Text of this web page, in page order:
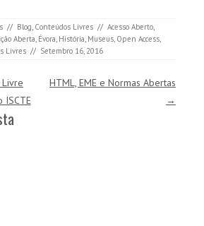
// Blog Conteúdos Livres // Acesso Aberto
Aberta Évora História Museus Open Access
Livres // Setembro 16, 2016
ISCTE
HTML, EME e Normas Abertas
→